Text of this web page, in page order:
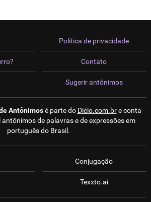
Política de privacidade
Contato
Sugerir antônimos
Antônimosé parte do Dicio.com.bre conta
de palavras e de expressões em
português do Brasil.
Conjugação
Texxto.ai